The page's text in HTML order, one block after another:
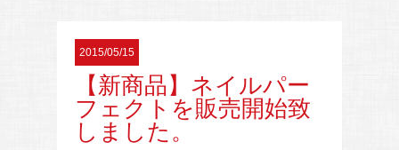
2015/05/15
【新商品】ネイルパー
フェクトを販売開始致
しました。